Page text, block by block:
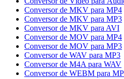
Conversor de MKV para MP4
Conversor de MKV para MP3
Conversor de MKV para AVI
Conversor de MOV para MP4
Conversor de MOV para MP3
Conversor de WAV para MP3
Conversor de M4A para WAV
Conversor de WEBM para